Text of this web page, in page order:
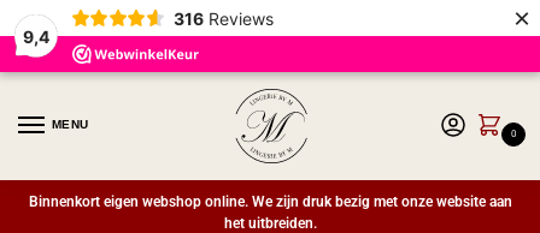
9,4
316 Reviews ×
MENU
0
Binnenkort eigen webshop online. We zijn druk bezig met onze website aan
het uitbreiden.